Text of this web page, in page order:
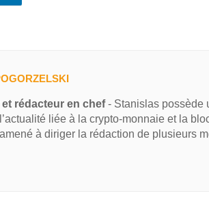
rédacteur en chef- Stanislas possède
liée à la crypto-monnaie et la
à diriger la rédaction de plusieurs